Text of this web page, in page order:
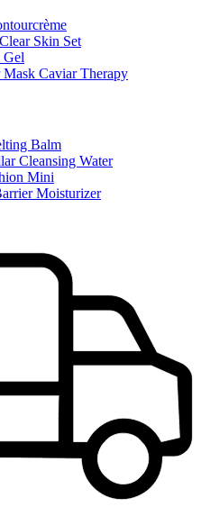
Skin Set
Caviar Therapy
Balm
Cleansing Water
Mini
Moisturizer